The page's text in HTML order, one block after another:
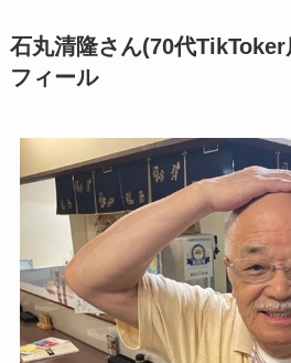
石丸清隆さん(70代
フィール